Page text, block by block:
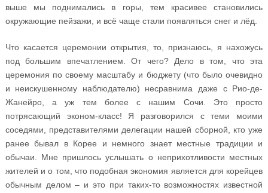
выше мы поднимались в горы, тем красивее становились
окружающие пейзажи, и всё чаще стали появляться снег и лёд.
Что касается церемонии открытия, то, признаюсь, я нахожусь
под большим впечатлением. От чего? Дело в том, что эта
церемония по своему масштабу и бюджету (что было очевидно
и неискушенному наблюдателю) несравнима даже с Рио-де-
Жанейро, а уж тем более с нашим Сочи. Это просто
потрясающий эконом-класс! Я разговорился с теми моими
соседями, представителями делегации нашей сборной, кто уже
ранее бывал в Корее и немного знает местные традиции и
обычаи. Мне пришлось услышать о неприхотливости местных
жителей и о том, что подобная экономия является для корейцев
обычным делом – и это при таких-то возможностях известной